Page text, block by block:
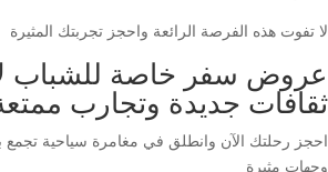
لا تفوت هذه الفرصة الرائعة واحجز تجربتك المثيرة
عروض سفر خاصة للشباب
ثقافات جديدة وتجارب
احجز رحلتك الآن وانطلق في مغامرة سياحية تجمع
وجهات مثيرة